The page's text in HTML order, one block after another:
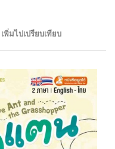
เพิ่มไปเปรียบเทียบ